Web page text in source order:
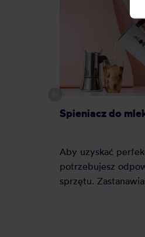
Spieniacz do
Aby uzyskać
potrzebujesz
sprzętu.
spieniacz do mleka
Elektryczny,
indukcyjny? Oto